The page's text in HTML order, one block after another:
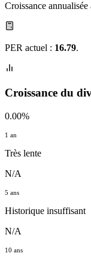
Croissance annualisée
PER actuel : 16.79.
Croissance du
0.00%
1 an
Très lente
N/A
5 ans
Historique insuffisant
N/A
10 ans